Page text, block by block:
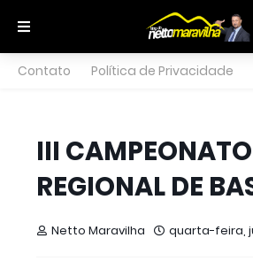
Contato Política de Privacidade
III CAMPEONATO
REGIONAL DE
Netto Maravilha quarta-feira,